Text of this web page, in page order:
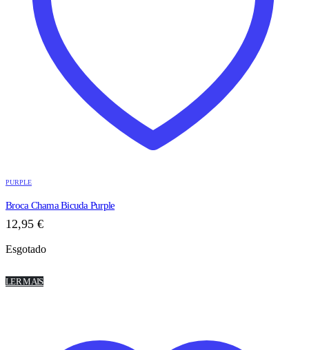
PURPLE
Broca Chama Bicuda Purple
12,95 €
Esgotado
LER MAIS